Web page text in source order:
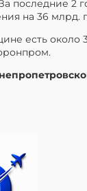
последние 2
на 36 млрд.
есть около